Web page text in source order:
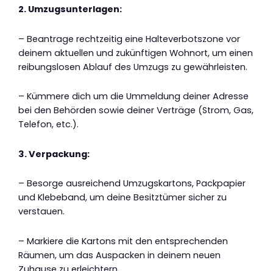
2. Umzugsunterlagen:
– Beantrage rechtzeitig eine Halteverbotszone vor
deinem aktuellen und zukünftigen Wohnort, um einen
reibungslosen Ablauf des Umzugs zu gewährleisten.
– Kümmere dich um die Ummeldung deiner Adresse
bei den Behörden sowie deiner Verträge (Strom, Gas,
Telefon, etc.).
3. Verpackung:
– Besorge ausreichend Umzugskartons, Packpapier
und Klebeband, um deine Besitztümer sicher zu
verstauen.
– Markiere die Kartons mit den entsprechenden
Räumen, um das Auspacken in deinem neuen